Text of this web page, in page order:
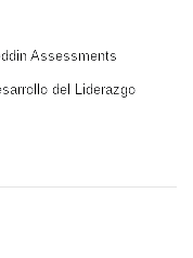
Assessments
del Liderazgo